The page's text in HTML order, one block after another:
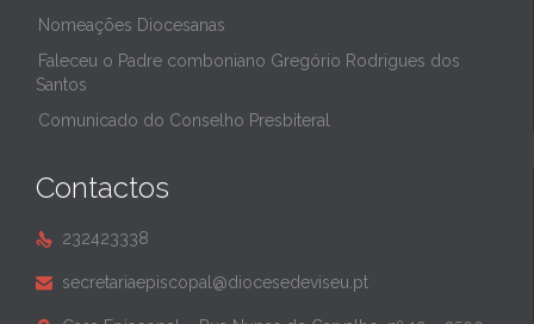
Nomeações Diocesanas
Faleceu o Padre comboniano Gregório Rodrigues dos
Santos
Comunicado do Conselho Presbiteral
Contactos
 232423338
 secretariaepiscopal@diocesedeviseu.pt